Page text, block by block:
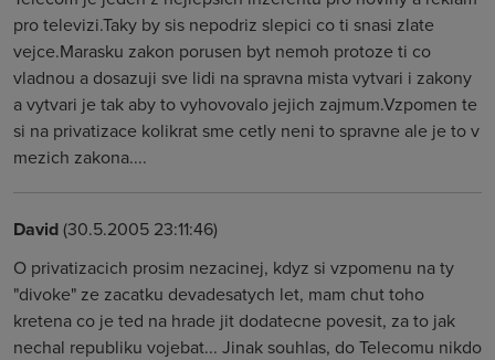
pro televizi.Taky by sis nepodriz slepici co ti snasi zlate
vejce.Marasku zakon porusen byt nemoh protoze ti co
vladnou a dosazuji sve lidi na spravna mista vytvari i zakony
a vytvari je tak aby to vyhovovalo jejich zajmum.Vzpomen te
si na privatizace kolikrat sme cetly neni to spravne ale je to v
mezich zakona....
David(30.5.2005 23:11:46)
O privatizacich prosim nezacinej, kdyz si vzpomenu na ty
"divoke" ze zacatku devadesatych let, mam chut toho
kretena co je ted na hrade jit dodatecne povesit, za to jak
nechal republiku vojebat... Jinak souhlas, do Telecomu nikdo